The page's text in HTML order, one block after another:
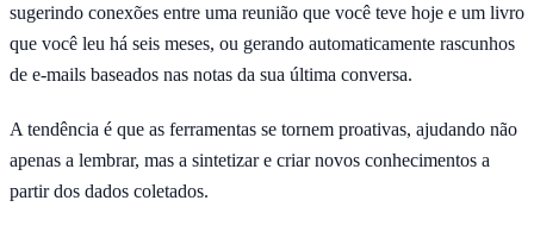
sugerindo conexões entre uma reunião que você teve hoje e um livro
que você leu há seis meses, ou gerando automaticamente rascunhos
de e-mails baseados nas notas da sua última conversa.
A tendência é que as ferramentas se tornem proativas, ajudando não
apenas a lembrar, mas a sintetizar e criar novos conhecimentos a
partir dos dados coletados.